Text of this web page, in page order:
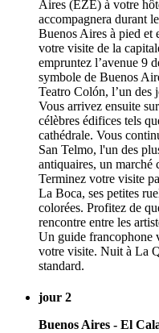
Aires (EZE) à votre
accompagnera durant
Buenos Aires à pied et
votre visite de la
empruntez l’avenue 9
symbole de Buenos
Teatro Colón, l’un des
Vous arrivez ensuite
célèbres édifices tels
cathédrale. Vous
San Telmo, l'un des
antiquaires, un marché
Terminez votre visite
La Boca, ses petites
colorées. Profitez de
rencontre entre les
Un guide francophone
votre visite. Nuit à La
standard.
jour 2
Buenos Aires - El